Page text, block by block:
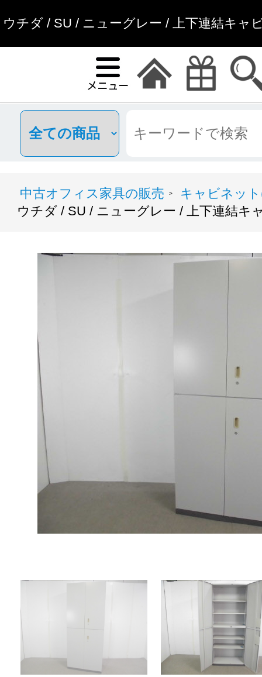
ウチダ / SU / ニューグレー / 上下連結キャ
中古オフィス家具の販売 >
キャビネッ
ウチダ / SU / ニューグレー / 上下連結キ